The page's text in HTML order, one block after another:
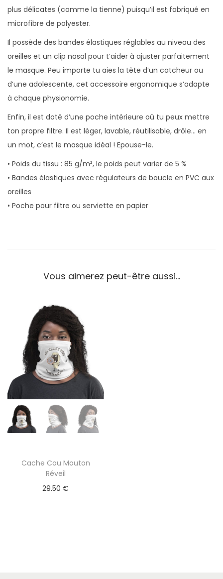
plus délicates (comme la tienne) puisqu’il est fabriqué en
microfibre de polyester.
Il possède des bandes élastiques réglables au niveau des
oreilles et un clip nasal pour t’aider à ajuster parfaitement
le masque. Peu importe tu aies la tête d’un catcheur ou
d’une adolescente, cet accessoire ergonomique s’adapte
à chaque physionomie.
Enfin, il est doté d’une poche intérieure où tu peux mettre
ton propre filtre. Il est léger, lavable, réutilisable, drôle… en
un mot, c’est le masque idéal ! Epouse-le.
• Poids du tissu : 85 g/m², le poids peut varier de 5 %
• Bandes élastiques avec régulateurs de boucle en PVC aux
oreilles
• Poche pour filtre ou serviette en papier
Vous aimerez peut-être aussi…
Cache Cou Mouton
Réveil
29.50€